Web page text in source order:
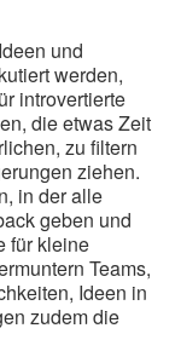
und
werden,
introvertierte
die etwas Zeit
zu filtern
ziehen.
in der alle
geben und
für kleine
Teams,
Ideen in
zudem die